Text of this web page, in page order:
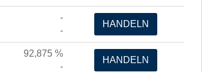
-
-
HANDELN
92,875 %
-
HANDELN